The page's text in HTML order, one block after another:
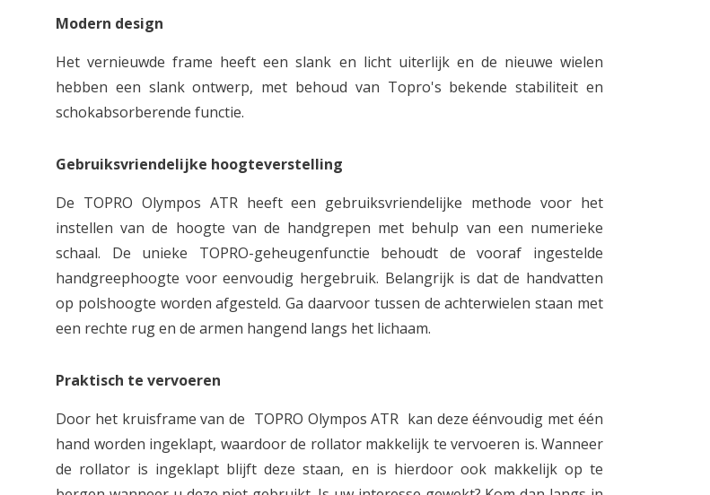
Modern design
Het vernieuwde frame heeft een slank en licht uiterlijk en de nieuwe wielen
hebben een slank ontwerp, met behoud van Topro's bekende stabiliteit en
schokabsorberende functie.
Gebruiksvriendelijke hoogteverstelling
De TOPRO Olympos ATR heeft een gebruiksvriendelijke methode voor het
instellen van de hoogte van de handgrepen met behulp van een numerieke
schaal. De unieke TOPRO-geheugenfunctie behoudt de vooraf ingestelde
handgreephoogte voor eenvoudig hergebruik. Belangrijk is dat de handvatten
op polshoogte worden afgesteld. Ga daarvoor tussen de achterwielen staan met
een rechte rug en de armen hangend langs het lichaam.
Praktisch te vervoeren
Door het kruisframe van de TOPRO Olympos ATR kan deze éénvoudig met één
hand worden ingeklapt, waardoor de rollator makkelijk te vervoeren is. Wanneer
de rollator is ingeklapt blijft deze staan, en is hierdoor ook makkelijk op te